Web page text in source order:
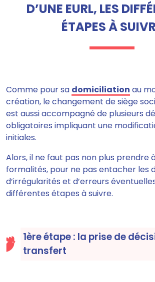
D’UNE EURL, LES
ÉTAPES À
Comme pour sa domiciliation au
création, le changement de siège
est aussiaccompagné de plusieurs
obligatoires impliquant une
initiales.
Alors, il ne faut pas non plus prendre
formalités, pour ne pas entacher les
d’irrégularités et d’erreurs
différentes étapes à suivre.
1ère étape : la prise de
transfert